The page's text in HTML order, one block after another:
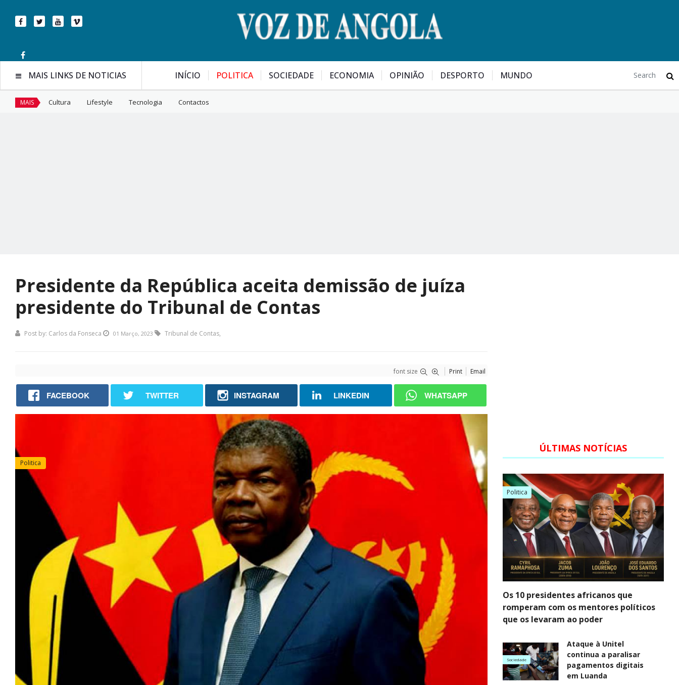
INÍCIO POLITICA SOCIEDADE ECONOMIA OPINIÃO DESPORTO MUNDO
MAIS LINKS DE NOTICIAS
MAIS Cultura Lifestyle Tecnologia Contactos
Presidente da República aceita demissão de juíza
presidente do Tribunal de Contas
Post by: Carlos da Fonseca 01 Março, 2023 Tribunal de Contas,
font size Print Email
FACEBOOK TWITTER INSTAGRAM LINKEDIN WHATSAPP
Politica
ÚLTIMAS NOTÍCIAS
Politica
Os 10 presidentes africanos que
romperam com os mentores políticos
que os levaram ao poder
Sociedade
Ataque à Unitel
continua a paralisar
pagamentos digitais
em Luanda